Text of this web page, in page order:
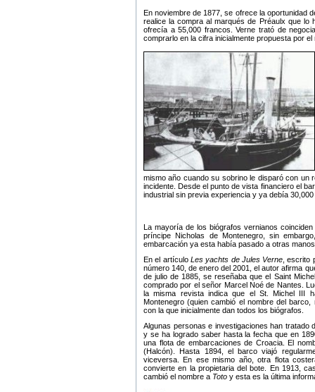
En noviembre de 1877, se ofrece la oportunidad
realice la compra al marqués de Préaulx que
ofrecía a 55,000 francos. Verne trató de
comprarlo en la cifra inicialmente propuesta por el
mismo año cuando su sobrino le disparó con un
incidente. Desde el punto de vista financiero el
industrial sin previa experiencia y ya debía
La mayoría de los biógrafos vernianos
príncipe Nicholas de Montenegro, sin
embarcación ya esta había pasado a otras
En el artículo Les yachts de Jules Verne , escrito
número 140, de enero del 2001, el autor afirma
de julio de 1885, se reseñaba que el Saint
comprado por el señor Marcel Noé de Nantes.
la misma revista indica que el St. Michel III
Montenegro (quien cambió el nombre del barco,
con la que inicialmente dan todos los biógrafos.
Algunas personas e investigaciones han tratado
y se ha logrado saber hasta la fecha que en
una flota de embarcaciones de Croacia. El
(Halcón). Hasta 1894, el barco viajó
viceversa. En ese mismo año, otra flota
convierte en la propietaria del bote. En 1913,
cambió el nombre a Toto y esta es la última